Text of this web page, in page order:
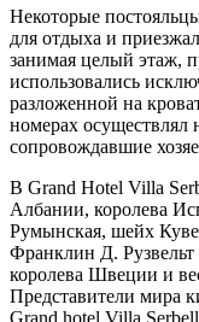
Некоторые
для отдыха и
занимая целый этаж,
использовались
разложенной на
номерах осуществлял
сопровождавшие
В Grand Hotel Villa
Албании, королева
Румынская, шейх
Франклин Д.
королева Швеции и
Представители мира